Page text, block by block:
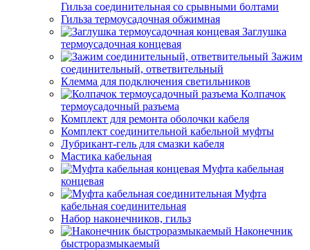
Гильза соединительная со срывными болтами
Гильза термоусадочная обжимная
Заглушка
термоусадочная концевая
Зажим
соединительный, ответвительный
Клемма для подключения светильников
Колпачок
термоусадочный разъема
Комплект для ремонта оболочки кабеля
Комплект соединительной кабельной муфты
Лубрикант-гель для смазки кабеля
Мастика кабельная
Муфта кабельная
концевая
Муфта
кабельная соединительная
Набор наконечников, гильз
Наконечник
быстроразмыкаемый